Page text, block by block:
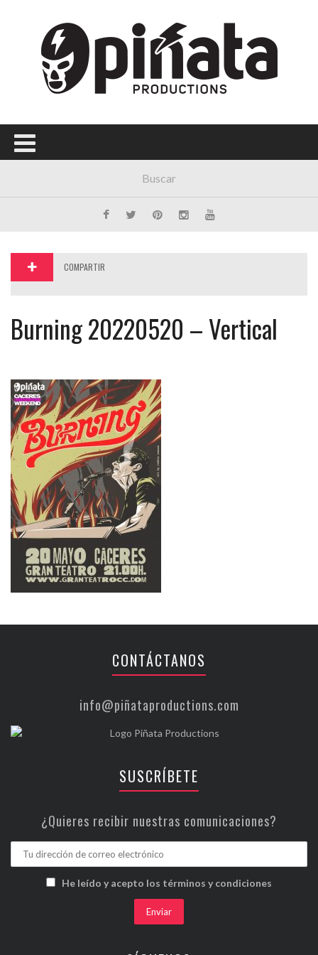
Menú Principal
PORTADA
CONCIERTOS
FESTIVALES
COMPARTIR
Burning 20220520 – Vertical
CONTÁCTANOS
info@piñataproductions.com
SUSCRÍBETE
¿Quieres recibir nuestras comunicaciones?
He leído y acepto los términos y condiciones